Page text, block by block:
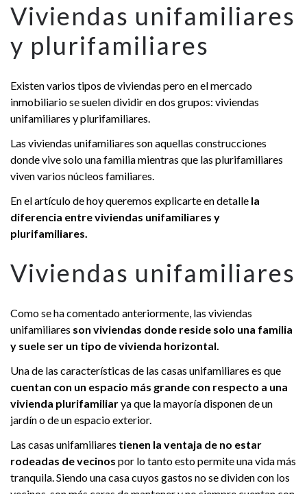
Viviendas unifamiliares
y plurifamiliares
Existen varios tipos de viviendas pero en el mercado
inmobiliario se suelen dividir en dos grupos: viviendas
unifamiliares y plurifamiliares.
Las viviendas unifamiliares son aquellas construcciones
donde vive solo una familia mientras que las plurifamiliares
viven varios núcleos familiares.
En el artículo de hoy queremos explicarte en detalle la
diferencia entre viviendas unifamiliares y
plurifamiliares.
Viviendas unifamiliares
Como se ha comentado anteriormente, las viviendas
unifamiliares son viviendas donde reside solo una familia
y suele ser un tipo de vivienda horizontal.
Una de las características de las casas unifamiliares es que
cuentan con un espacio más grande con respecto a una
vivienda plurifamiliarya que la mayoría disponen de un
jardín o de un espacio exterior.
Las casas unifamiliares tienen la ventaja de no estar
rodeadas de vecinos por lo tanto esto permite una vida más
tranquila. Siendo una casa cuyos gastos no se dividen con los